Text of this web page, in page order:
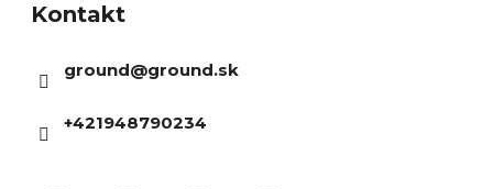
Kontakt
ground@ground.sk
+421948790234